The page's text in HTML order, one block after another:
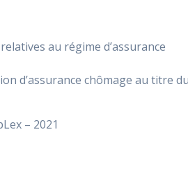
au régime d’assurance
d’assurance chômage au titre du
– 2021